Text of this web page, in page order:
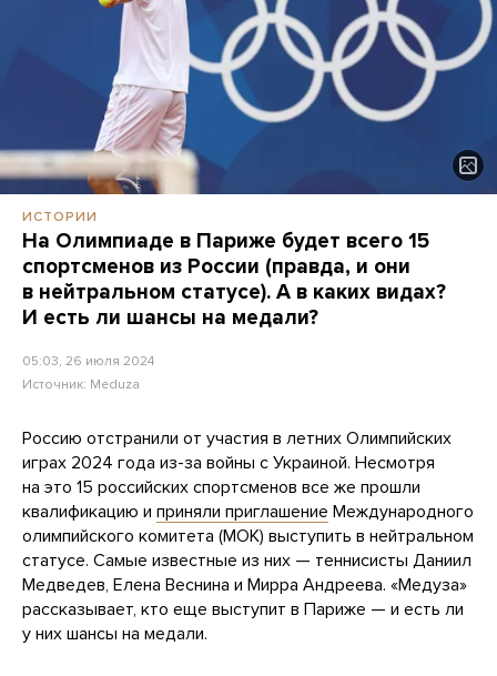
ИСТОРИИ
На Олимпиаде в Париже будет всего 15
спортсменов из России (правда, и они
в нейтральном статусе). А в каких видах?
И есть ли шансы на медали?
05:03, 26 июля 2024
Источник: Meduza
Россию отстранили от участия в летних Олимпийских
играх 2024 года из-за войны с Украиной. Несмотря
на это 15 российских спортсменов все же прошли
квалификацию и приняли приглашение Международного
олимпийского комитета (МОК) выступить в нейтральном
статусе. Самые известные из них — теннисисты Даниил
Медведев, Елена Веснина и Мирра Андреева. «Медуза»
рассказывает, кто еще выступит в Париже — и есть ли
у них шансы на медали.